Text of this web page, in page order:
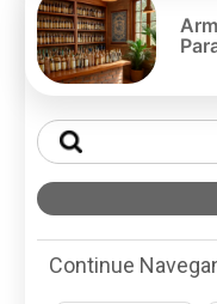
Continue